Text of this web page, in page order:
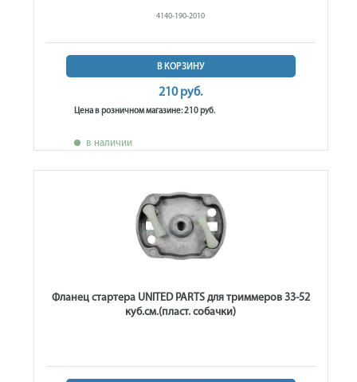
4140-190-2010
В КОРЗИНУ
210 руб.
Цена в розничном магазине: 210 руб.
в наличии
Фланец стартера UNITED PARTS для триммеров 33-52
куб.см.(пласт. собачки)